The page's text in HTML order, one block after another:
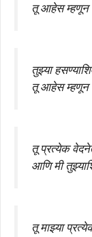
तू आहेस म्हणून
तुझ्या
तू आहेस म्हणून
तू प्रत्येक
आणि मी
तू माझ्या